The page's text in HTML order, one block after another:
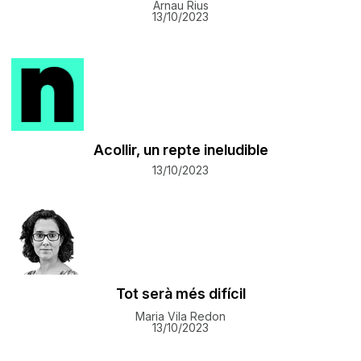
Arnau Rius
13/10/2023
Acollir, un repte ineludible
13/10/2023
Tot serà més difícil
Maria Vila Redon
13/10/2023